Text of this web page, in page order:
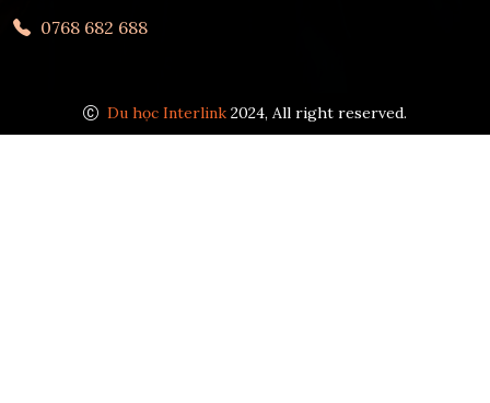
0768 682 688
Du học Interlink 2024, All right reserved.